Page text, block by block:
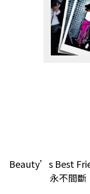
Beauty’s Best
永不間斷